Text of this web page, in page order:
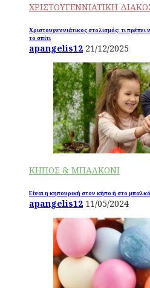
ΧΡΙΣΤΟΥΓΕΝΝΙΑΤΙΚΗ
Χριστουγεννιάτικος στολισμός: τι
το σπίτι
apangelis12 21/12/2025
ΚΗΠΟΣ & ΜΠΑΛΚΟΝΙ
Είναι η κηπουρική στον κήπο ή στο
apangelis12 11/05/2024